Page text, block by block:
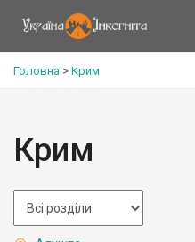
Головна > Крим
Крим